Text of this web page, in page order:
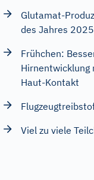
Glutamat-
des Jahres 2025
Frühchen:
Hirnentwicklung
Haut-Kontakt
Viel zu viele